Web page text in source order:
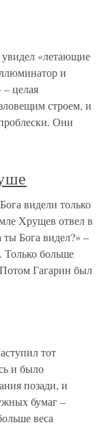
«летающие
и
– целая
строем, и
Они
видели только
Хрущев отвел в
Бога видел?» –
Только больше
Гагарин был
тот
и было
позади, и
бумаг –
веса